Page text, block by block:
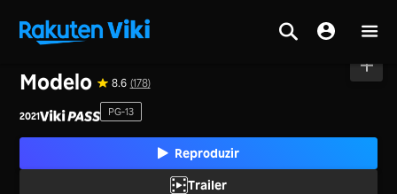
Modelo 8.6 (178)
2021 PG-13
Reproduzir
Trailer